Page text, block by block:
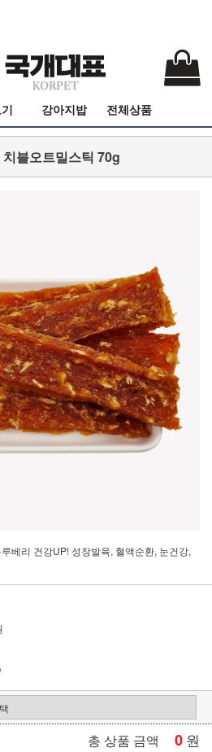
강아지밥 전체상품
블오트밀스틱 70g
베리 건강UP! 성장발육, 혈액순환, 눈건강,
총 상품 금액 0 원